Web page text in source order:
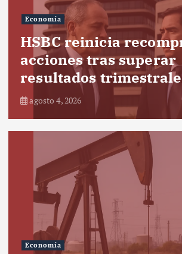
Economía
HSBC reinicia
acciones tras superar
resultados
agosto 4, 2026
Economía